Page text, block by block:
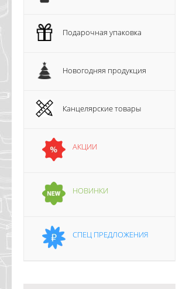
Подарочная упаковка
Новогодняя продукция
Канцелярские товары
АКЦИИ
НОВИНКИ
СПЕЦ ПРЕДЛОЖЕНИЯ